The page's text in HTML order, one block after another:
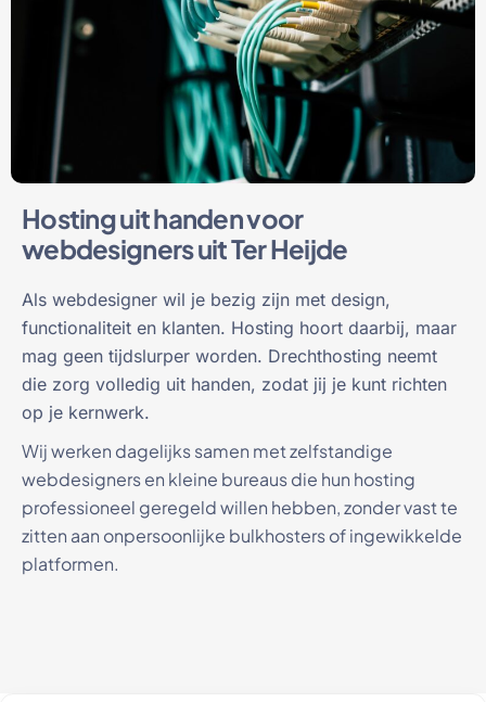
Hosting uit handen voor
webdesigners uit Ter Heijde
Als webdesigner wil je bezig zijn met design,
functionaliteit en klanten. Hosting hoort daarbij, maar
mag geen tijdslurper worden. Drechthosting neemt
die zorg volledig uit handen, zodat jij je kunt richten
op je kernwerk.
Wij werken dagelijks samen met zelfstandige
webdesigners en kleine bureaus die hun hosting
professioneel geregeld willen hebben, zonder vast te
zitten aan onpersoonlijke bulkhosters of ingewikkelde
platformen.